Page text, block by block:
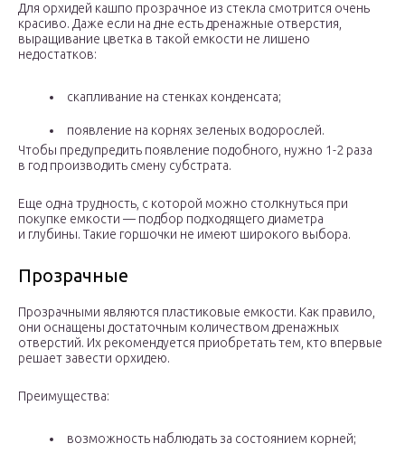
Для орхидей кашпо прозрачное из стекла смотрится очень
красиво. Даже если на дне есть дренажные отверстия,
выращивание цветка в такой емкости не лишено
недостатков:
скапливание на стенках конденсата;
появление на корнях зеленых водорослей.
Чтобы предупредить появление подобного, нужно 1-2 раза
в год производить смену субстрата.
Еще одна трудность, с которой можно столкнуться при
покупке емкости — подбор подходящего диаметра
и глубины. Такие горшочки не имеют широкого выбора.
Прозрачные
Прозрачными являются пластиковые емкости. Как правило,
они оснащены достаточным количеством дренажных
отверстий. Их рекомендуется приобретать тем, кто впервые
решает завести орхидею.
Преимущества:
возможность наблюдать за состоянием корней;